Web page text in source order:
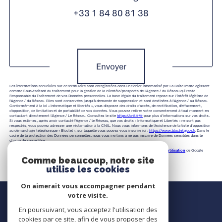
+33 1 84 80 81 38
Envoyer
Les informations recueillies sur ce formulaire sont enregistrées dans un fichier informatisé par La Boite Immo agissant
comme Sous-traitant du traitement pour la gestion de la clientèle/prospects de l'Agence / du Réseau qui reste
Responsable du Traitement de vos Données personnelles. La base légale du traitement repose sur l'intérêt légitime de
l'Agence / du Réseau. Elles sont conservées jusqu'à demande de suppression et sont destinées à l'Agence / au Réseau.
Conformément à la loi « informatique et libertés », vous disposez des droits d’accès, de rectification, d’effacement,
d’opposition, de limitation et de portabilité de vos données. Vous pouvez retirer votre consentement à tout moment en
contactant directement l’Agence / Le Réseau. Consultez le site https://cnil.fr/fr pour plus d’informations sur vos droits.
Si vous estimez, après avoir contacté l'Agence / le Réseau, que vos droits « Informatique et Libertés » ne sont pas
respectés, vous pouvez adresser une réclamation à la CNIL. Nous vous informons de l’existence de la liste d'opposition
au démarchage téléphonique « Bloctel », sur laquelle vous pouvez vous inscrire ici : https://www.bloctel.gouv.fr. Dans le
cadre de la protection des Données personnelles, nous vous invitons à ne pas inscrire de Données sensibles dans le
champ de saisie libre.
Conditions d'utilisation de Google
Nous contacter
Contact
Comme beaucoup, notre site
utilise les cookies
On aimerait vous accompagner pendant
votre visite.
En poursuivant, vous acceptez l'utilisation des
cookies par ce site, afin de vous proposer des